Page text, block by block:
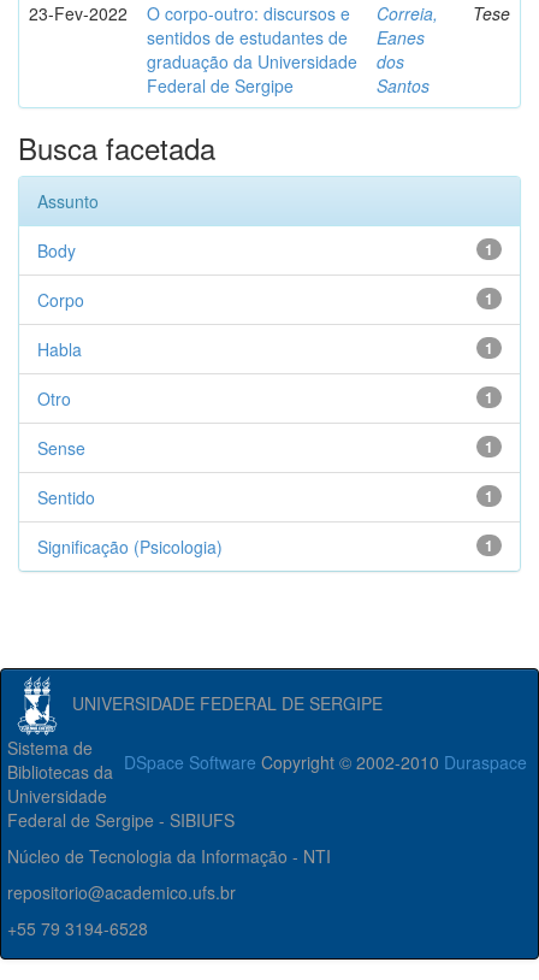
23-Fev-2022
O corpo-outro: discursos e
sentidos de estudantes de
graduação da Universidade
Federal de Sergipe
Correia,
Eanes
dos
Santos
Tese
Busca facetada
Assunto
1
Body
1
Corpo
1
Habla
1
Otro
1
Sense
1
Sentido
1
Significação (Psicologia)
UNIVERSIDADE FEDERAL DE SERGIPE
DSpace Software Copyright © 2002-2010 Duraspace
Sistema de
Bibliotecas da
Universidade
Federal de Sergipe - SIBIUFS
Núcleo de Tecnologia da Informação - NTI
repositorio@academico.ufs.br
+55 79 3194-6528